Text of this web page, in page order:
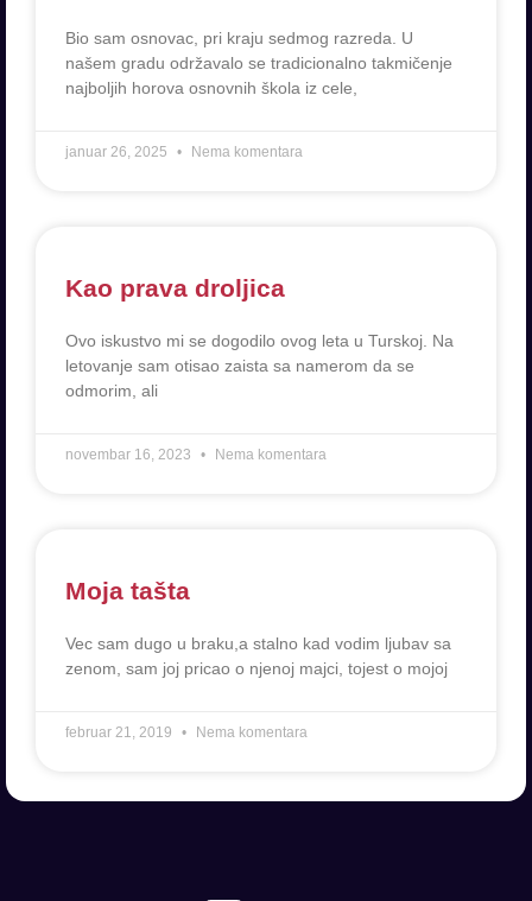
Bio sam osnovac, pri kraju sedmog razreda. U
našem gradu održavalo se tradicionalno takmičenje
najboljih horova osnovnih škola iz cele,
januar 26, 2025 Nema komentara
Kao prava droljica
Ovo iskustvo mi se dogodilo ovog leta u Turskoj. Na
letovanje sam otisao zaista sa namerom da se
odmorim, ali
novembar 16, 2023 Nema komentara
Moja tašta
Vec sam dugo u braku,a stalno kad vodim ljubav sa
zenom, sam joj pricao o njenoj majci, tojest o mojoj
februar 21, 2019 Nema komentara